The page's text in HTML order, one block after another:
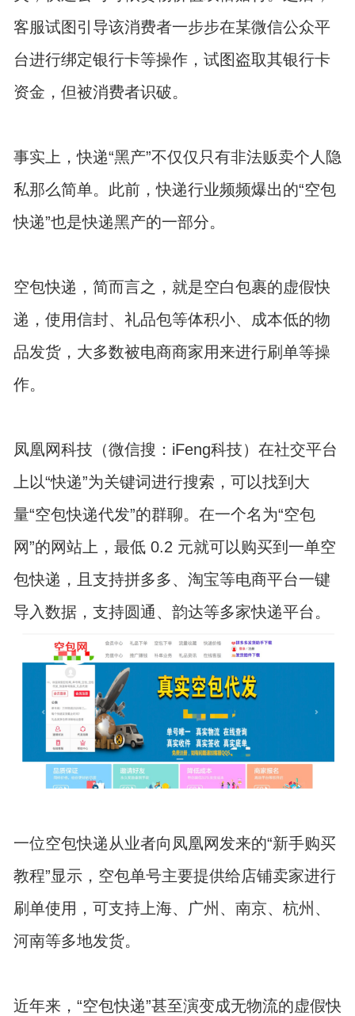
客服试图引导该消费者一步步在某微信公众平
台进行绑定银行卡等操作，试图盗取其银行卡
资金，但被消费者识破。
事实上，快递“黑产”不仅仅只有非法贩卖个人隐
私那么简单。此前，快递行业频频爆出的“空包
快递”也是快递黑产的一部分。
空包快递，简而言之，就是空白包裹的虚假快
递，使用信封、礼品包等体积小、成本低的物
品发货，大多数被电商商家用来进行刷单等操
作。
凤凰网科技（微信搜：iFeng科技）在社交平台
上以“快递”为关键词进行搜索，可以找到大
量“空包快递代发”的群聊。在一个名为“空包
网”的网站上，最低 0.2 元就可以购买到一单空
包快递，且支持拼多多、淘宝等电商平台一键
导入数据，支持圆通、韵达等多家快递平台。
一位空包快递从业者向凤凰网发来的“新手购买
教程”显示，空包单号主要提供给店铺卖家进行
刷单使用，可支持上海、广州、南京、杭州、
河南等多地发货。
近年来，“空包快递”甚至演变成无物流的虚假快